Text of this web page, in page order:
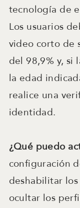
tecnología de
Los usuarios
video corto de
del 98,9% y, si
la edad
realice una
identidad.
¿Qué puedo
configuración
deshabilitar
ocultar los